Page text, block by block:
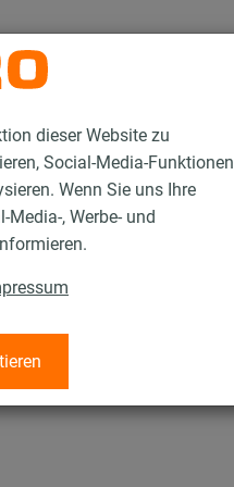
dieser Website zu
Social-Media-Funktionen
Wenn Sie uns Ihre
, Werbe- und